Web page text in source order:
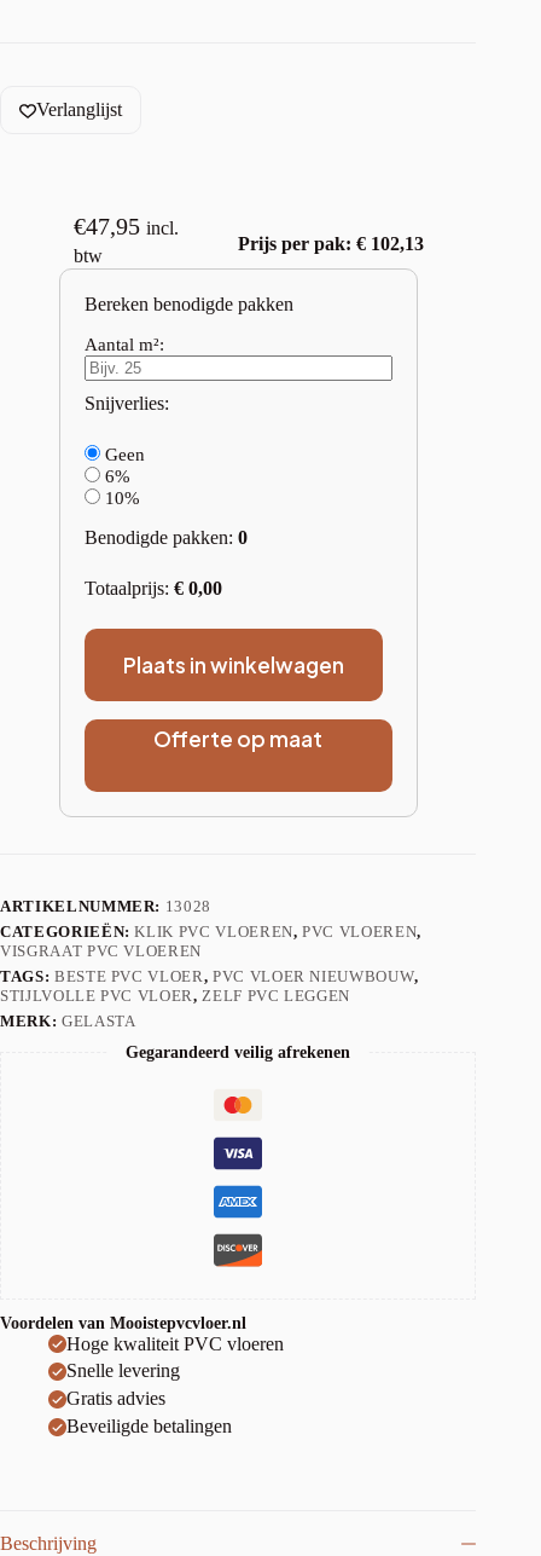
Verlanglijst
€47,95 incl.
btw
Prijs per pak: € 102,13
Bereken benodigde pakken
Aantal m²:
Snijverlies:
Geen
6%
10%
Benodigde pakken: 0
Totaalprijs: € 0,00
Plaats in winkelwagen
Offerte op maat
ARTIKELNUMMER: 13028
CATEGORIEËN:KLIK PVC VLOEREN,PVC VLOEREN,
VISGRAAT PVC VLOEREN
TAGS: BESTE PVC VLOER, PVC VLOER NIEUWBOUW,
STIJLVOLLE PVC VLOER, ZELF PVC LEGGEN
MERK: GELASTA
Gegarandeerd veilig afrekenen
Voordelen van Mooistepvcvloer.nl
Hoge kwaliteit PVC vloeren
Snelle levering
Gratis advies
Beveiligde betalingen
Beschrijving